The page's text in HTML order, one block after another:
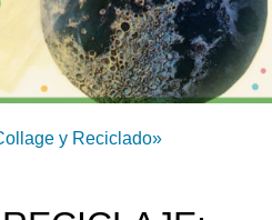
y Reciclado»